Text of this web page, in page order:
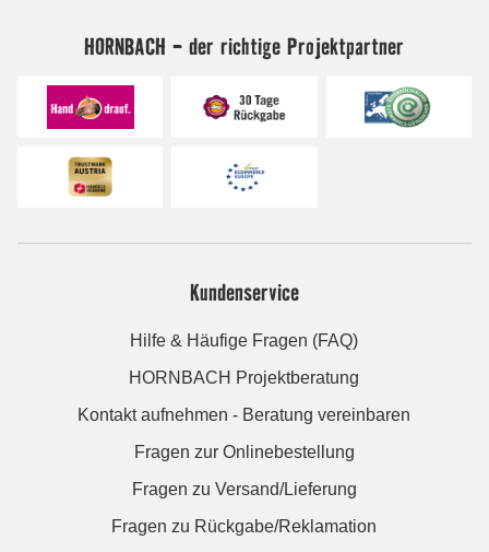
HORNBACH - der richtige Projektpartner
Kundenservice
Hilfe & Häufige Fragen (FAQ)
HORNBACH Projektberatung
Kontakt aufnehmen - Beratung vereinbaren
Fragen zur Onlinebestellung
Fragen zu Versand/Lieferung
Fragen zu Rückgabe/Reklamation